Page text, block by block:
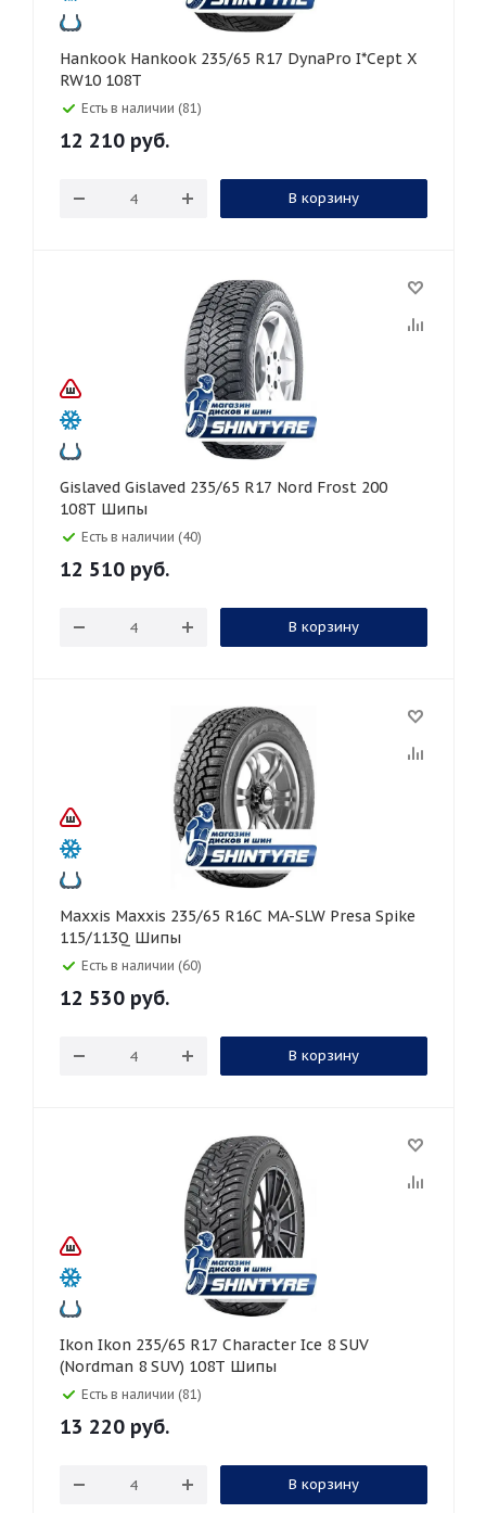
Hankook Hankook 235/65 R17 DynaPro I*Cept X
RW10 108T
Есть в наличии (81)
12 210 руб.
В корзину
Gislaved Gislaved 235/65 R17 Nord Frost 200
108T Шипы
Есть в наличии (40)
12 510 руб.
В корзину
Maxxis Maxxis 235/65 R16C MA-SLW Presa Spike
115/113Q Шипы
Есть в наличии (60)
12 530 руб.
В корзину
Ikon Ikon 235/65 R17 Character Ice 8 SUV
(Nordman 8 SUV) 108T Шипы
Есть в наличии (81)
13 220 руб.
В корзину